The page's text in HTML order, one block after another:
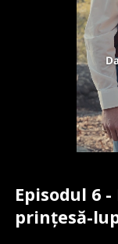
Episodul 6
prințesă-